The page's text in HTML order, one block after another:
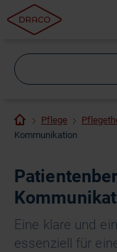
Pflege
Kommunikation
Eine klare und
essenziell für